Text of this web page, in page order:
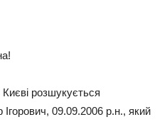
розшукується
Ігорович, 09.09.2006 р.н., який